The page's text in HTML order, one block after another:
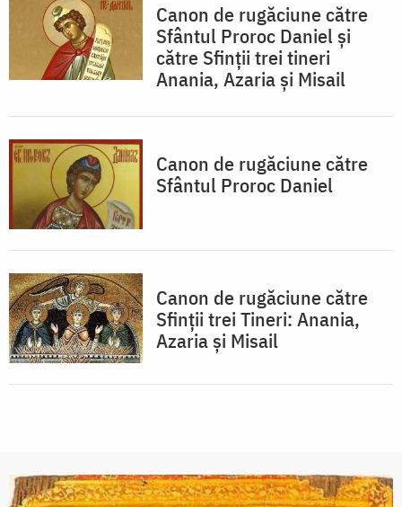
Canon de rugăciune către
Sfântul Proroc Daniel şi
către Sfinţii trei tineri
Anania, Azaria şi Misail
Canon de rugăciune către
Sfântul Proroc Daniel
Canon de rugăciune către
Sfinţii trei Tineri: Anania,
Azaria şi Misail